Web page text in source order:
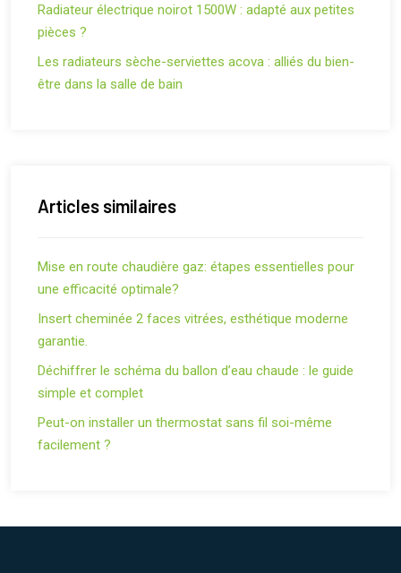
Radiateur électrique noirot 1500W : adapté aux petites
pièces ?
Les radiateurs sèche-serviettes acova : alliés du bien-
être dans la salle de bain
Articles similaires
Mise en route chaudière gaz: étapes essentielles pour
une efficacité optimale?
Insert cheminée 2 faces vitrées, esthétique moderne
garantie.
Déchiffrer le schéma du ballon d’eau chaude : le guide
simple et complet
Peut-on installer un thermostat sans fil soi-même
facilement ?